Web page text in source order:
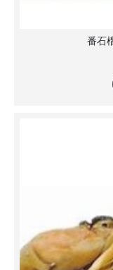
番石